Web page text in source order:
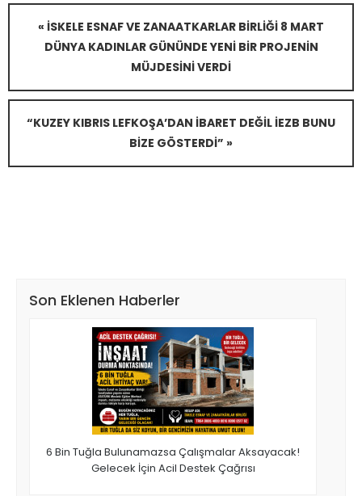
« İSKELE ESNAF VE ZANAATKARLAR BIRLIĞI 8 MART
DÜNYA KADINLAR GÜNÜNDE YENI BIR PROJENIN
MÜJDESINI VERDI
“KUZEY KIBRIS LEFKOŞA’DAN İBARET DEĞIL İEZB BUNU
BIZE GÖSTERDI” »
Son Eklenen Haberler
6 Bin Tuğla Bulunamazsa Çalışmalar Aksayacak!
Gelecek İçin Acil Destek Çağrısı